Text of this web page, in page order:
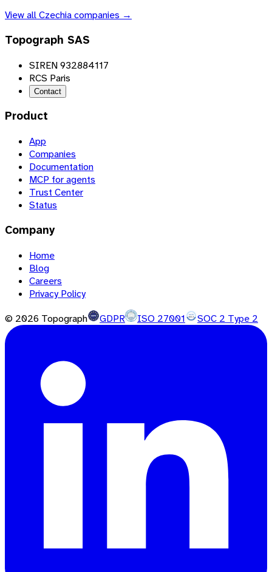
View allCzechiacompanies →
Topograph SAS
SIREN 932884117
RCS Paris
Contact
Product
App
Companies
Documentation
MCP for agents
Trust Center
Status
Company
Home
Blog
Careers
Privacy Policy
© 2026 Topograph GDPR ISO 27001 SOC 2 Type 2